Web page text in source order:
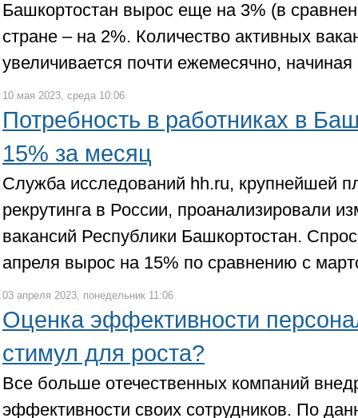
Башкортостан вырос еще на 3% (в
стране – на 2%. Количество активных
увеличивается почти ежемесячно, начиная
10 мая 2023, среда 10:06
Потребность в работниках в
15% за месяц
Служба исследований hh.ru, крупнейшей
рекрутинга в России, проанализировали
вакансий Республики Башкортостан.
апреля вырос на 15% по сравнению с
03 апреля 2023, понедельник 11:06
Оценка эффективности
стимул для роста?
Все больше отечественных компаний
эффективности своих сотрудников. По